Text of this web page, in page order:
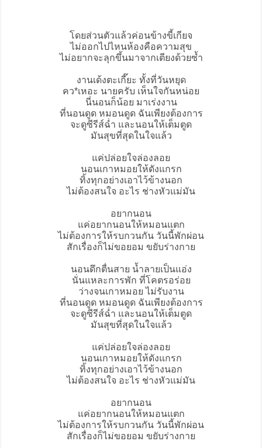
โดยส่วนตัวแล้วค่อนข้างขี้เกียจ
ไม่ออกไปไหนห้องคือความสุข
ไม่อยากจะลุกขึ้นมาจากเตียงด้วยซ้ำ
งานเด้งตะเกี๊ยะ ทั้งที่วันหยุด
คว*เหอะ นายครับ เห็นใจกันหน่อย
นี่นอนก็น้อย มาเร่งงาน
ที่นอนดูด หมอนดูด ฉันเพียงต้องการ
จะดูซีรีส์ฉ่ำ และนอนให้เต็มตูด
มันสุขที่สุดในใจแล้ว
แค่ปล่อยใจล่องลอย
นอนเกาหมอยให้ดังแกรก
ทิ้งทุกอย่างเอาไว้ข้างนอก
ไม่ต้องสนใจ อะไร ช่างหัวแม่มัน
อยากนอน
แค่อยากนอนให้หมอนแตก
ไม่ต้องการให้รบกวนกัน วันนี้พักผ่อน
สักเรื่องก็ไม่ขอยอม ขยับร่างกาย
นอนดึกตื่นสาย น้ำลายเป็นแอ่ง
นั่นแหละการพัก ที่โคตรอร่อย
ว่างจนเกาหมอย ไม่รับงาน
ที่นอนดูด หมอนดูด ฉันเพียงต้องการ
จะดูซีรีส์ฉ่ำ และนอนให้เต็มตูด
มันสุขที่สุดในใจแล้ว
แค่ปล่อยใจล่องลอย
นอนเกาหมอยให้ดังแกรก
ทิ้งทุกอย่างเอาไว้ข้างนอก
ไม่ต้องสนใจ อะไร ช่างหัวแม่มัน
อยากนอน
แค่อยากนอนให้หมอนแตก
ไม่ต้องการให้รบกวนกัน วันนี้พักผ่อน
สักเรื่องก็ไม่ขอยอม ขยับร่างกาย